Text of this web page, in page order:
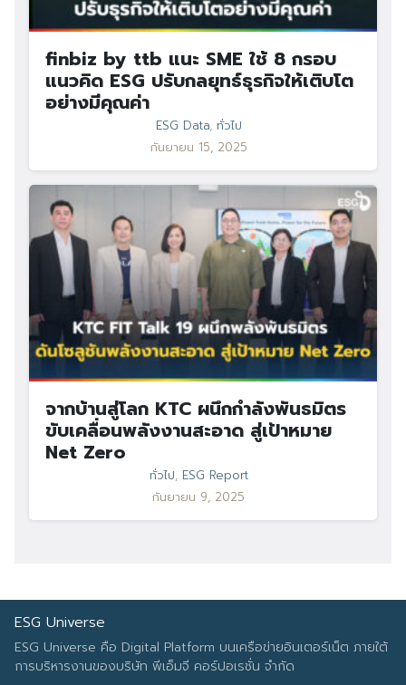
finbiz by ttb แนะ SME ใช้ 8 กรอบ
แนวคิด ESG ปรับกลยุทธ์ธุรกิจให้เติบโต
อย่างมีคุณค่า
ESG Data, ทั่วไป
กันยายน 15, 2025
จากบ้านสู่โลก KTC ผนึกกำลังพันธมิตร
ขับเคลื่อนพลังงานสะอาด สู่เป้าหมาย
Net Zero
ทั่วไป, ESG Report
กันยายน 9, 2025
ESG Universe
ESG Universe คือ Digital Platform บนเครือข่ายอินเตอร์เน็ต ภายใต้
การบริหารงานของบริษัท พีเอ็มจี คอร์ปอเรชั่น จำกัด